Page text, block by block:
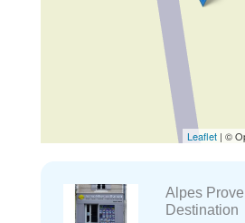
Leaflet | ©
Alpes
Destination